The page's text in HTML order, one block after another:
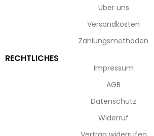
Über uns
Versandkosten
Zahlungsmethoden
RECHTLICHES
Impressum
AGB
Datenschutz
Widerruf